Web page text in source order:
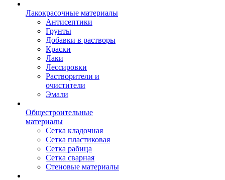
Лакокрасочные материалы
Антисептики
Грунты
Добавки в растворы
Краски
Лаки
Лессировки
Растворители и
очистители
Эмали
Общестроительные
материалы
Сетка кладочная
Сетка пластиковая
Сетка рабица
Сетка сварная
Стеновые материалы